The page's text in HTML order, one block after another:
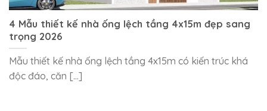
4 Mẫu thiết kế nhà ống lệch tầng 4x15m đẹp sang
trọng 2026
Mẫu thiết kế nhà ống lệch tầng 4x15m có kiến trúc khá
độc đáo, căn [...]